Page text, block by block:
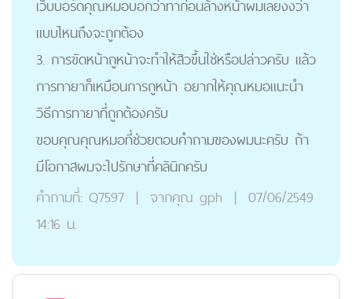
เว็บบอร์ดคุณหมอบอกว่าทาก่อนล้างหน้าผมเลยงงว่า
แบบไหนถึงจะถูกต้อง
3. การขัดหน้าถูหน้าจะทำให้สิวขึ้นใช่หรือปล่าวครับ แล้ว
การทายาก็เหมือนการถูหน้า อยากให้คุณหมอแนะนำ
วิธีการทายาที่ถูกต้องครับ
ขอบคุณคุณหมอที่ช่วยตอบคำถามของผมนะครับ ถ้า
มีโอกาสผมจะไปรักษาที่คลินิกครับ
คำถามที่: Q7597 | จากคุณ gph | 07/06/2549
14:16 น.